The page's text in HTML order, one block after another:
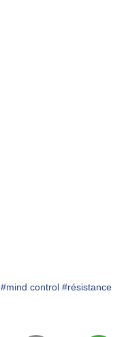
#mind control #résistance